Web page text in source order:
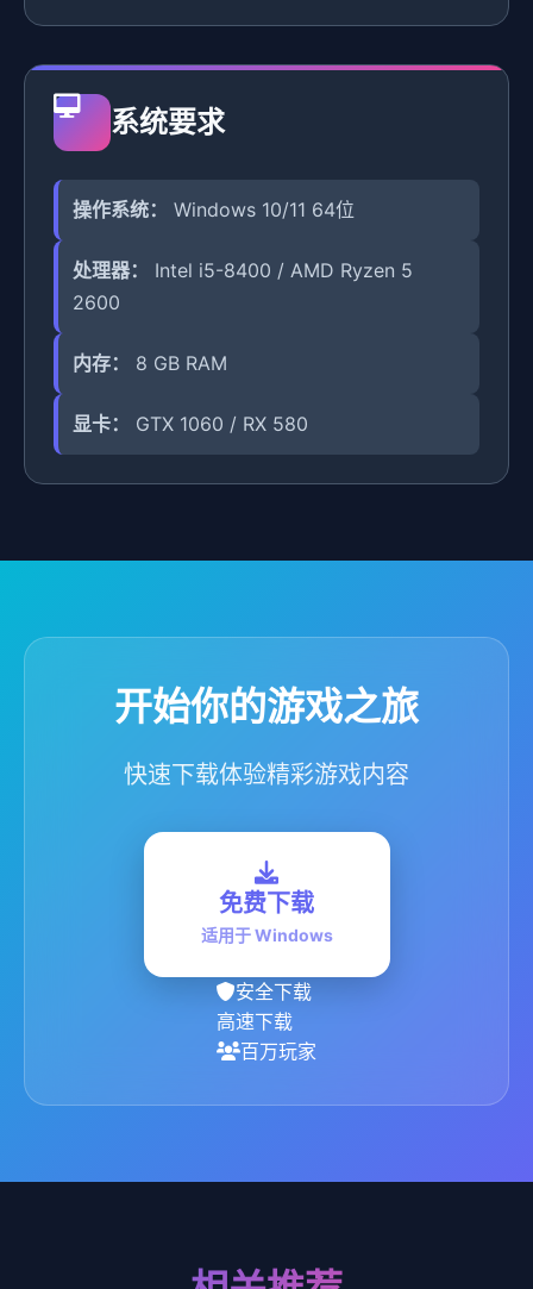
系统要求
操作系统： Windows 10/11 64位
处理器：
Intel i5-8400 / AMD Ryzen 5
2600
内存： 8 GB RAM
显卡： GTX 1060 / RX 580
开始你的游戏之旅
快速下载体验精彩游戏内容
免费下载
适用于 Windows
安全下载
高速下载
百万玩家